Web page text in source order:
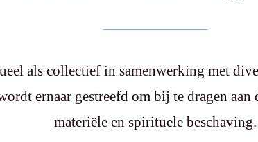
als collectief in samenwerking met
ernaar gestreefd om bij te dragen
materiële en spirituele beschaving.